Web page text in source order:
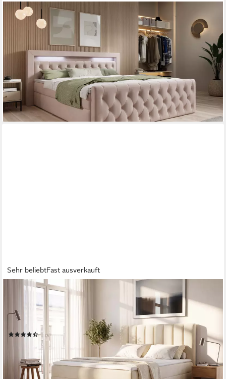
THEMATYS
Boxbett LED mit Bettkasten 140x200–200x200 cm – Velours
oder Bouclé Bezug – (Polsterbett Bonnellfederkern Matratze H3
+ Gratis 3cm Topper, Boxbett - Luxus Doppelbett mit Stauraum
und LED)
ab 749,00 € 1.499,00 €
-50%
lieferbar in 4 Wochen
+10
Sehr beliebtFast ausverkauft
OTTO HOME
Boxbett Haileyy inkl. Bettkasten und Topper, Liegefläche
180x200cm, erhältlich in der Größe 180x200 cm, inkl.
Aufbauvideo
(29)
UVP